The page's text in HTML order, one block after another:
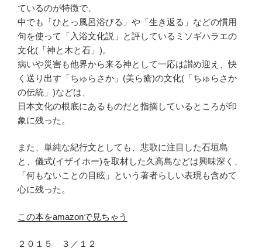
ているのが特徴で、
中でも「ひとっ風呂浴びる」や「生き返る」などの慣用
句を使って「入浴文化説」と評しているミソギハラエの
文化(「神と木と石」)。
病いや災害も他界から来る神として一応は讃め迎え、快
く送り出す「ちゅらさか」(美ら瘡)の文化(「ちゅらさか
の伝統」)などは、
日本文化の根底にあるものだと指摘しているところが印
象に残った。
また、単純な紀行文としても、悲歌に注目した石垣島
と、儀式(イザイホー)を取材した久高島などは興味深く、
「何もないことの目眩」という著者らしい表現も含めて
心に残った。
この本をamazonで見ちゃう
２０１５ ３／１２